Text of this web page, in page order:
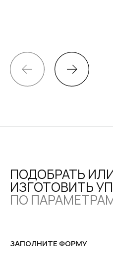
ПОДОБРАТЬ
ИЗГОТОВИТЬ
ПО
ЗАПОЛНИТЕ ФОРМУ